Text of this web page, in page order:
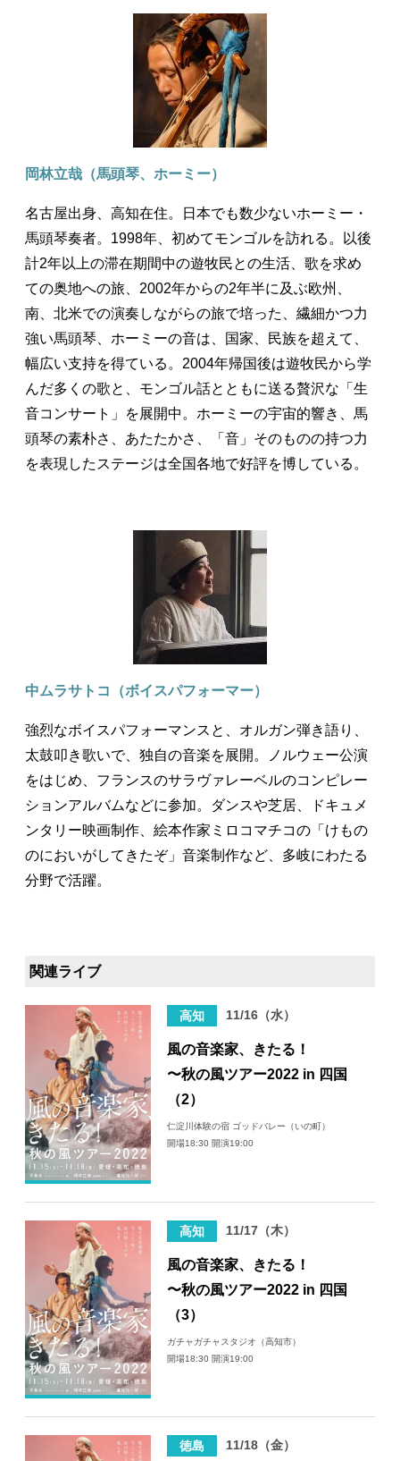
岡林立哉（馬頭琴、ホーミー）
名古屋出身、高知在住。日本でも数少ないホーミー・
馬頭琴奏者。1998年、初めてモンゴルを訪れる。以後
計2年以上の滞在期間中の遊牧民との生活、歌を求め
ての奥地への旅、2002年からの2年半に及ぶ欧州、
南、北米での演奏しながらの旅で培った、繊細かつ力
強い馬頭琴、ホーミーの音は、国家、民族を超えて、
幅広い支持を得ている。2004年帰国後は遊牧民から学
んだ多くの歌と、モンゴル話とともに送る贅沢な「生
音コンサート」を展開中。ホーミーの宇宙的響き、馬
頭琴の素朴さ、あたたかさ、「音」そのものの持つ力
を表現したステージは全国各地で好評を博している。
中ムラサトコ（ボイスパフォーマー）
強烈なボイスパフォーマンスと、オルガン弾き語り、
太鼓叩き歌いで、独自の音楽を展開。ノルウェー公演
をはじめ、フランスのサラヴァレーベルのコンピレー
ションアルバムなどに参加。ダンスや芝居、ドキュメ
ンタリー映画制作、絵本作家ミロコマチコの「けもの
のにおいがしてきたぞ」音楽制作など、多岐にわたる
分野で活躍。
関連ライブ
高知 11/16（水）
風の音楽家、きたる！
〜秋の風ツアー2022 in 四国
（2）
仁淀川体験の宿 ゴッドバレー（いの町）
開場18:30 開演19:00
高知 11/17（木）
風の音楽家、きたる！
〜秋の風ツアー2022 in 四国
（3）
ガチャガチャスタジオ（高知市）
開場18:30 開演19:00
徳島 11/18（金）